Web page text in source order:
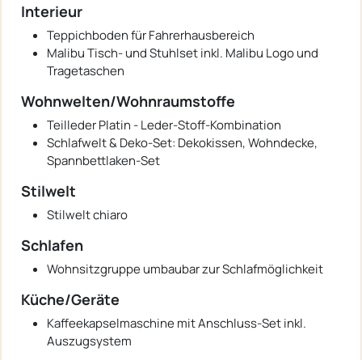
Interieur
Teppichboden für Fahrerhausbereich
Malibu Tisch- und Stuhlset inkl. Malibu Logo und
Tragetaschen
Wohnwelten/Wohnraumstoffe
Teilleder Platin - Leder-Stoff-Kombination
Schlafwelt & Deko-Set: Dekokissen, Wohndecke,
Spannbettlaken-Set
Stilwelt
Stilwelt chiaro
Schlafen
Wohnsitzgruppe umbaubar zur Schlafmöglichkeit
Küche/Geräte
Kaffeekapselmaschine mit Anschluss-Set inkl.
Auszugsystem